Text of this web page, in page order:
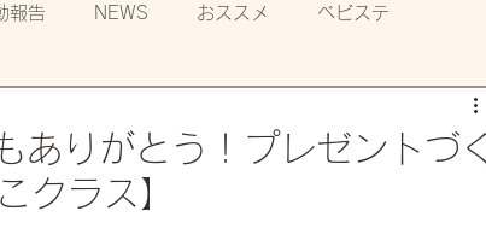
報告 NEWS おススメ ベビステ
りがとう！プレゼントづく
クラス】